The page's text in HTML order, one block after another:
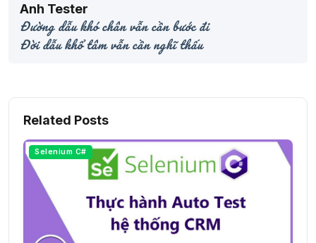
Anh Tester
Đường dẫu khó chân vẫn cần bước đi
Đời dẫu khổ tâm vẫn cần nghĩ thấu
Related Posts
Selenium C#